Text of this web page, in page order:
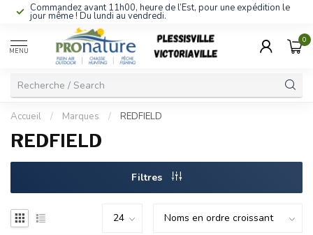
Commandez avant 11h00, heure de l’Est, pour une expédition le
jour même ! Du lundi au vendredi.
MENU
0
Accueil / Marques / REDFIELD
REDFIELD
Filtres